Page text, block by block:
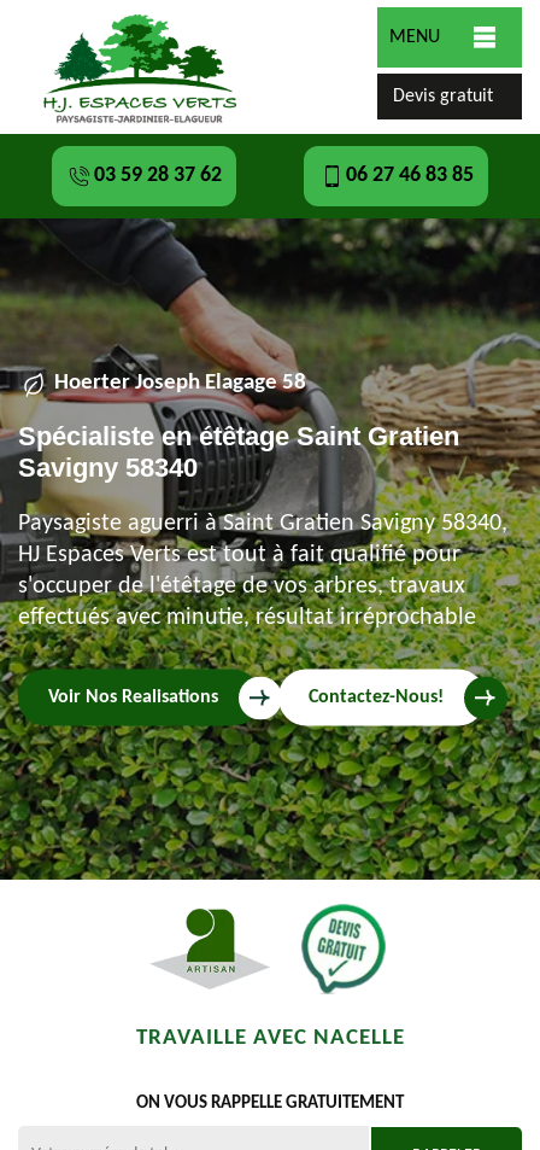
MENU
Devis gratuit
03 59 28 37 62 06 27 46 83 85
Hoerter Joseph Elagage 58
Spécialiste en étêtage Saint Gratien
Savigny 58340
Paysagiste aguerri à Saint Gratien Savigny 58340,
HJ Espaces Verts est tout à fait qualifié pour
s'occuper de l'étêtage de vos arbres, travaux
effectués avec minutie, résultat irréprochable
Voir Nos Realisations Contactez-Nous!
TRAVAILLE AVEC NACELLE
ON VOUS RAPPELLE GRATUITEMENT